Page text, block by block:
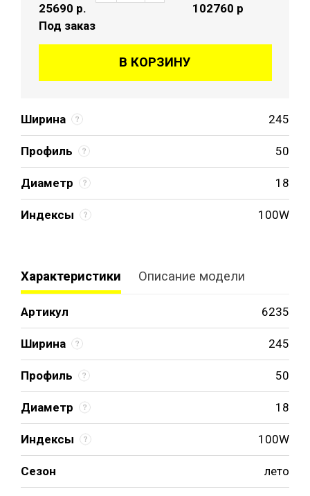
Ширина 245
Профиль 50
Диаметр 18
Индексы 100W
25690 р.
Под заказ
102760 р
В КОРЗИНУ
Характеристики Описание модели
Артикул 6235
Ширина 245
Профиль 50
Диаметр 18
Индексы 100W
Сезон лето